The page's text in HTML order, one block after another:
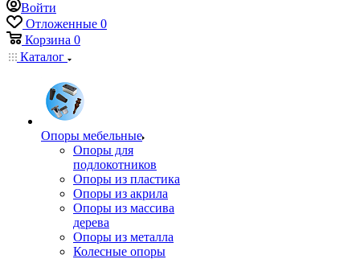
Войти
Отложенные 0
Корзина 0
Каталог
Опоры мебельные
Опоры для
подлокотников
Опоры из пластика
Опоры из акрила
Опоры из массива
дерева
Опоры из металла
Колесные опоры